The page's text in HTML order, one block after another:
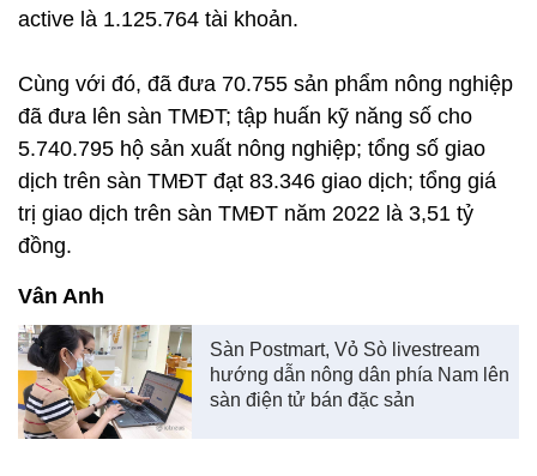
active là 1.125.764 tài khoản.
Cùng với đó, đã đưa 70.755 sản phẩm nông nghiệp
đã đưa lên sàn TMĐT; tập huấn kỹ năng số cho
5.740.795 hộ sản xuất nông nghiệp; tổng số giao
dịch trên sàn TMĐT đạt 83.346 giao dịch; tổng giá
trị giao dịch trên sàn TMĐT năm 2022 là 3,51 tỷ
đồng.
Vân Anh
Sàn Postmart, Vỏ Sò livestream
hướng dẫn nông dân phía Nam lên
sàn điện tử bán đặc sản